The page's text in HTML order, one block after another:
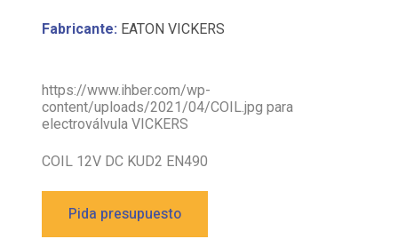
Fabricante: EATON VICKERS
https://www.ihber.com/wp-
content/uploads/2021/04/COIL.jpg para
electroválvula VICKERS
COIL 12V DC KUD2 EN490
Pida presupuesto